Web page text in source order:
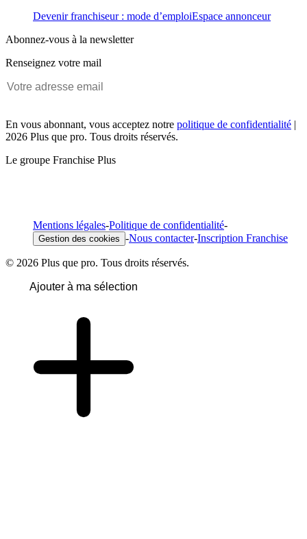
Devenir franchiseur : mode d’emploiEspace annonceur
Abonnez-vous à la newsletter
Renseignez votre mail
En vous abonnant, vous acceptez notre politique de confidentialité |
2026 Plus que pro. Tous droits réservés.
Le groupe Franchise Plus
Mentions légales-Politique de confidentialité-
Gestion des cookies -Nous contacter-Inscription Franchise
© 2026 Plus que pro. Tous droits réservés.
Ajouter à ma sélection